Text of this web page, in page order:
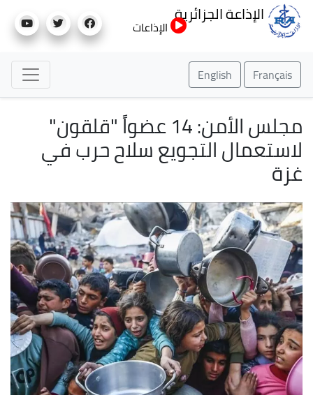
إلى
الإذاعة الجزائرية
الإذاعات
Français
English
مجلس الأمن: 14 عضواً "قلقون"
لاستعمال التجويع سلاح حرب في
غزة